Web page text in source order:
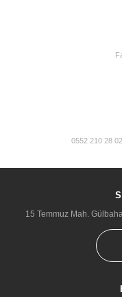
0552 210 28
15 Temmuz Mah.